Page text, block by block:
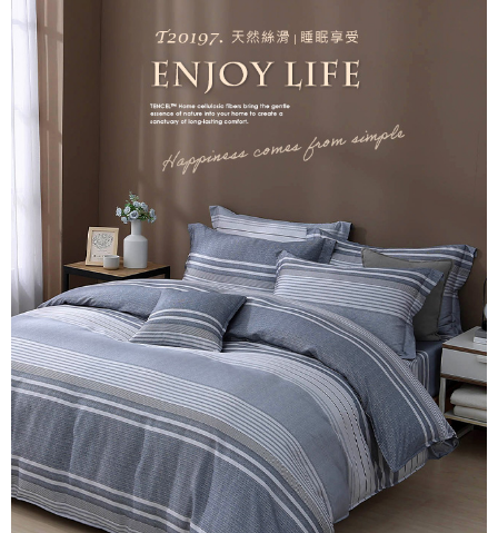
購買商品的店家。未經商家同意取消之訂單仍視為有效，需透過AFTEE先享
後付繳納相關費用。
※ 交易是否成功請以「AFTEE先享後付 」之結帳頁面顯示為準，若有關於
是否繳費成功／繳費後需取消欲退款等相關疑問，請聯繫「AFTEE先享後付
https://netprotections.freshdesk.com/support/home
【注意事項】
１．透過由恩沛科技股份有限公司提供之「AFTEE先享後付」服務完成之交
易，需依本服務之必要範圍內提供個人資料，並將交易相關給付款項請求債
權轉讓予恩沛科技股份有限公司。
２．關於個人資料處理事宜，請瀏覽以下網址：
https://aftee.tw/terms/#terms3
３．未成年的使用者請事先徵得法定代理人或監護人之同意方可使用
「AFTEE先享後付」，若未經同意申辦者引起之損失，本公司不負相關責
任。
４．使用「AFTEE先享後付」時，將依據個別帳號之用戶狀況，依本公司即
時審查核予不同之上限額度；若仍有額度不足之情形，本公司將視審查結果
請求用戶進行身份認證。
５．嚴禁一人註冊多個帳號或使用他人資訊註冊。若發現惡意使用之情形，
恩沛科技股份有限公司將有權停止該用戶之使用額度並採取法律行動。
每筆NT$60，滿NT$499(含以上)免運費
付款後7-11取貨
每筆NT$60，滿NT$499(含以上)免運費
宅配
每筆NT$100，滿NT$499(含以上)免運費
離島宅配
每筆NT$100，滿NT$499(含以上)免運費